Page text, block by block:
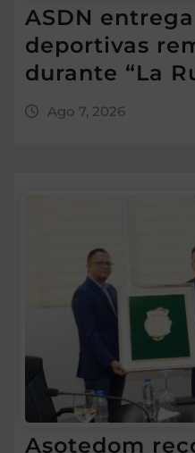
ASDN
deportivas
durante “La
Ago 7, 2026
Asotedom